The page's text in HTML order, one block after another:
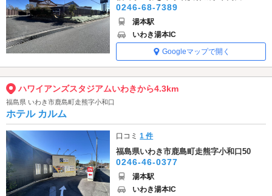
0246-68-7389
湯本駅
いわき湯本IC
Googleマップで開く
ハワイアンズスタジアムいわきから4.3km
福島県 いわき市鹿島町走熊字小和口
ホテル カルム
口コミ1 件
福島県いわき市鹿島町走熊字小和口50
0246-46-0377
湯本駅
いわき湯本IC